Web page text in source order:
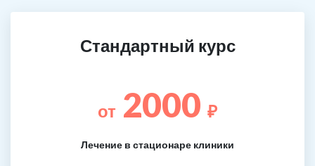
Стандартный курс
от 2000 ₽
Лечение в стационаре клиники